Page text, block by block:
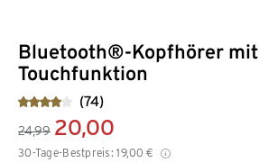
Bluetooth®-Kopfhörer mit
Touchfunktion
(74)
24,99 20,00
30-Tage-Bestpreis: 19,00 €